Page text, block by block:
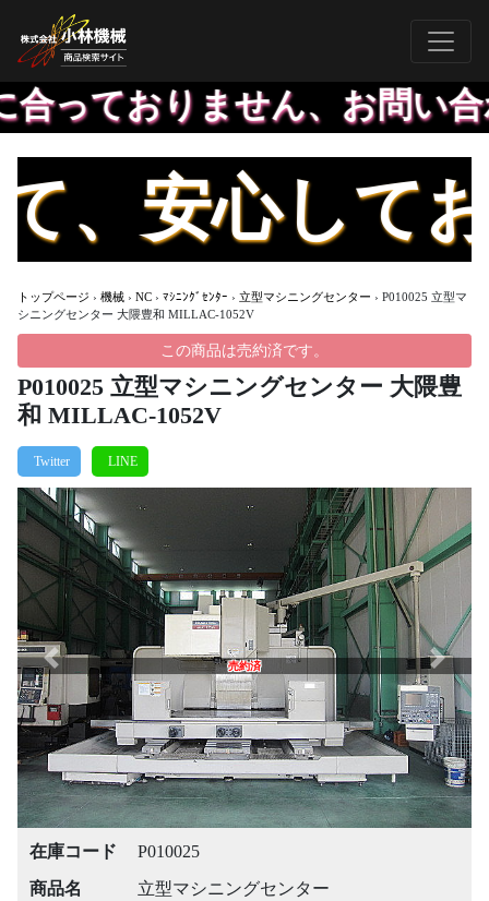
りません、お問い合わ
心してお
トップページ › 機械 › NC › ﾏｼﾆﾝｸﾞｾﾝﾀｰ › 立型マシニングセンター › P010025 立型マ
シニングセンター 大隈豊和 MILLAC-1052V
この商品は売約済です。
P010025 立型マシニングセンター 大隈豊
和 MILLAC-1052V
売約済
Previous Next
在庫コード
P010025
商品名
立型マシニングセンター